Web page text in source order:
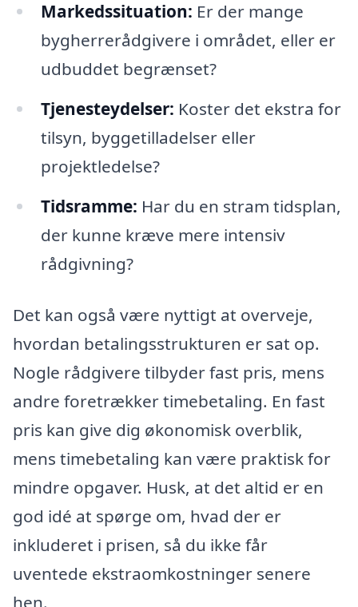
Markedssituation: Er der mange
bygherrerådgivere i området, eller er
udbuddet begrænset?
Tjenesteydelser: Koster det ekstra for
tilsyn, byggetilladelser eller
projektledelse?
Tidsramme: Har du en stram tidsplan,
der kunne kræve mere intensiv
rådgivning?
Det kan også være nyttigt at overveje,
hvordan betalingsstrukturen er sat op.
Nogle rådgivere tilbyder fast pris, mens
andre foretrækker timebetaling. En fast
pris kan give dig økonomisk overblik,
mens timebetaling kan være praktisk for
mindre opgaver. Husk, at det altid er en
god idé at spørge om, hvad der er
inkluderet i prisen, så du ikke får
uventede ekstraomkostninger senere
hen.